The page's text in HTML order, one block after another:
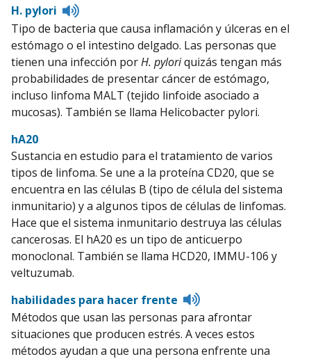
H. pylori
Listen
to
pronunciation
Tipo de bacteria que causa inflamación y úlceras en el
estómago o el intestino delgado. Las personas que
tienen una infección porH. pyloriquizás tengan más
probabilidades de presentar cáncer de estómago,
incluso linfoma MALT (tejido linfoide asociado a
mucosas). También se llama Helicobacter pylori.
hA20
Sustancia en estudio para el tratamiento de varios
tipos de linfoma. Se une a la proteína CD20, que se
encuentra en las células B (tipo de célula del sistema
inmunitario) y a algunos tipos de células de linfomas.
Hace que el sistema inmunitario destruya las células
cancerosas. El hA20 es un tipo de anticuerpo
monoclonal. También se llama HCD20, IMMU-106 y
veltuzumab.
habilidades para hacer frente
Listen
pronunciation
Métodos que usan las personas para afrontar
situaciones que producen estrés. A veces estos
métodos ayudan a que una persona enfrente una